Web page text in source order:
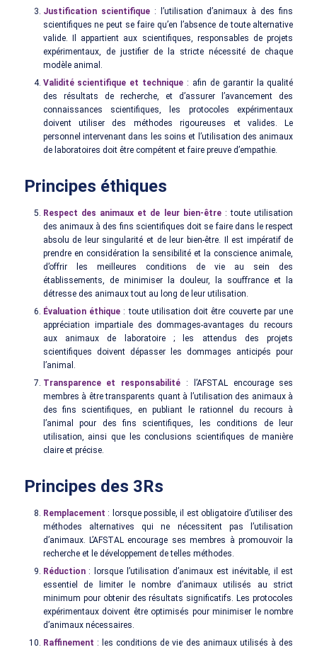
Justification scientifique : l’utilisation d’animaux à des fins
scientifiques ne peut se faire qu’en l’absence de toute alternative
valide. Il appartient aux scientifiques, responsables de projets
expérimentaux, de justifier de la stricte nécessité de chaque
modèle animal.
Validité scientifique et technique : afin de garantir la qualité
des résultats de recherche, et d’assurer l’avancement des
connaissances scientifiques, les protocoles expérimentaux
doivent utiliser des méthodes rigoureuses et valides. Le
personnel intervenant dans les soins et l’utilisation des animaux
de laboratoires doit être compétent et faire preuve d’empathie.
Principes éthiques
Respect des animaux et de leur bien-être: toute utilisation
des animaux à des fins scientifiques doit se faire dans le respect
absolu de leur singularité et de leur bien-être. Il est impératif de
prendre en considération la sensibilité et la conscience animale,
d’offrir les meilleures conditions de vie au sein des
établissements, de minimiser la douleur, la souffrance et la
détresse des animaux tout au long de leur utilisation.
Évaluation éthique : toute utilisation doit être couverte par une
appréciation impartiale des dommages-avantages du recours
aux animaux de laboratoire ; les attendus des projets
scientifiques doivent dépasser les dommages anticipés pour
l’animal.
Transparence et responsabilité : l’AFSTAL encourage ses
membres à être transparents quant à l’utilisation des animaux à
des fins scientifiques, en publiant le rationnel du recours à
l’animal pour des fins scientifiques, les conditions de leur
utilisation, ainsi que les conclusions scientifiques de manière
claire et précise.
Principes des 3Rs
Remplacement : lorsque possible, il est obligatoire d’utiliser des
méthodes alternatives qui ne nécessitent pas l’utilisation
d’animaux. L’AFSTAL encourage ses membres à promouvoir la
recherche et le développement de telles méthodes.
Réduction: lorsque l’utilisation d’animaux est inévitable, il est
essentiel de limiter le nombre d’animaux utilisés au strict
minimum pour obtenir des résultats significatifs. Les protocoles
expérimentaux doivent être optimisés pour minimiser le nombre
d’animaux nécessaires.
Raffinement : les conditions de vie des animaux utilisés à des